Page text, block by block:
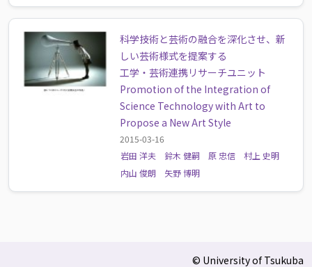
科学技術と芸術の融合を深化させ、新
しい芸術様式を提案する
工学・芸術連携リサーチユニット
Promotion of the Integration of
Science Technology with Art to
Propose a New Art Style
2015-03-16
岩田 洋夫
鈴木 健嗣 原 忠信
村上 史明
内山 俊朗
矢野 博明
© University of Tsukuba